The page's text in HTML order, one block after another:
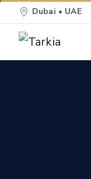
Dubai • UAE